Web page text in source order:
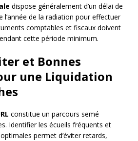
dispose généralement d’un délai de
l’année de la radiation pour effectuer
comptables et fiscaux doivent
cette période minimum.
et Bonnes
une Liquidation
constitue un parcours semé
Identifier les écueils fréquents et
permet d’éviter retards,